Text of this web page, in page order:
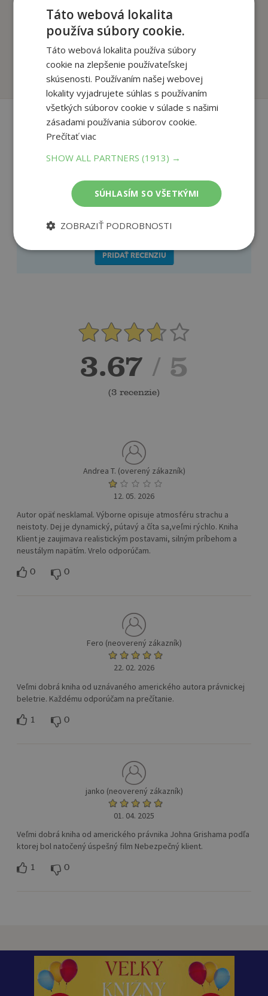
Calico Joe
Na sklade Na sklade
Recenzie čitateľov
Napíšte recenziu a môžete vyhrať
Ako sa vám páčila kniha?
PRIDAŤ RECENZIU
3.67 / 5
(3 recenzie)
Andrea T. (overený zákazník)
12. 05. 2026
Autor opäť nesklamal. Výborne opisuje atmosféru strachu a
neistoty. Dej je dynamický, pútavý a číta sa,veľmi rýchlo. Kniha
Klient je zaujimava realistickým postavami, silným príbehom a
neustálym napätím. Vrelo odporúčam.
0 0
Fero (neoverený zákazník)
22. 02. 2026
Veľmi dobrá kniha od uznávaného amerického autora právnickej
beletrie. Každému odporúčam na prečítanie.
1 0
janko (neoverený zákazník)
01. 04. 2025
Veľmi dobrá kniha od amerického právnika Johna Grishama podľa
ktorej bol natočený úspešný film Nebezpečný klient.
1 0
Táto webová lokalita
používa súbory cookie.
Táto webová lokalita používa súbory
cookie na zlepšenie používateľskej
skúsenosti. Používaním našej webovej
lokality vyjadrujete súhlas s používaním
všetkých súborov cookie v súlade s našimi
zásadami používania súborov cookie.
Prečítať viac
SHOW ALL PARTNERS(1913) →
SÚHLASÍM SO VŠETKÝMI
ZOBRAZIŤ PODROBNOSTI